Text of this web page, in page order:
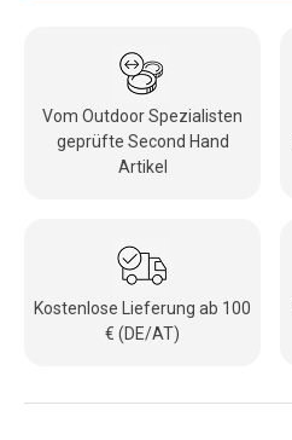
Vom Outdoor Spezialisten
geprüfte Second Hand
Artikel
Kostenlose Lieferung ab 100
€ (DE/AT)